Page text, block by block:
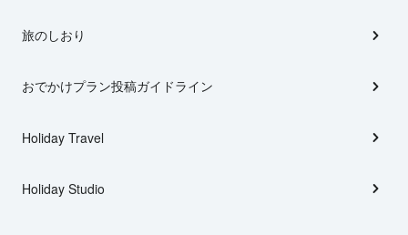
旅のしおり
おでかけプラン投稿ガイドライン
Holiday Travel
Holiday Studio